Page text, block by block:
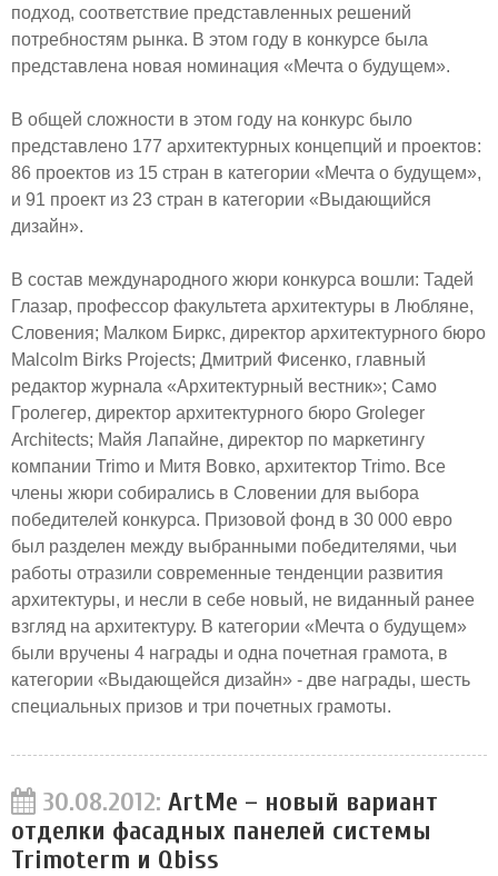
подход, соответствие представленных решений
потребностям рынка. В этом году в конкурсе была
представлена новая номинация «Мечта о будущем».
В общей сложности в этом году на конкурс было
представлено 177 архитектурных концепций и проектов:
86 проектов из 15 стран в категории «Мечта о будущем»,
и 91 проект из 23 стран в категории «Выдающийся
дизайн».
В состав международного жюри конкурса вошли: Тадей
Глазар, профессор факультета архитектуры в Любляне,
Словения; Малком Биркс, директор архитектурного бюро
Malcolm Birks Projects; Дмитрий Фисенко, главный
редактор журнала «Архитектурный вестник»; Само
Гролегер, директор архитектурного бюро Groleger
Architects; Майя Лапайне, директор по маркетингу
компании Trimo и Митя Вовко, архитектор Trimo. Все
члены жюри собирались в Словении для выбора
победителей конкурса. Призовой фонд в 30 000 евро
был разделен между выбранными победителями, чьи
работы отразили современные тенденции развития
архитектуры, и несли в себе новый, не виданный ранее
взгляд на архитектуру. В категории «Мечта о будущем»
были вручены 4 награды и одна почетная грамота, в
категории «Выдающейся дизайн» - две награды, шесть
специальных призов и три почетных грамоты.
30.08.2012: ArtMe – новый вариант
отделки фасадных панелей системы
Trimoterm и Qbiss